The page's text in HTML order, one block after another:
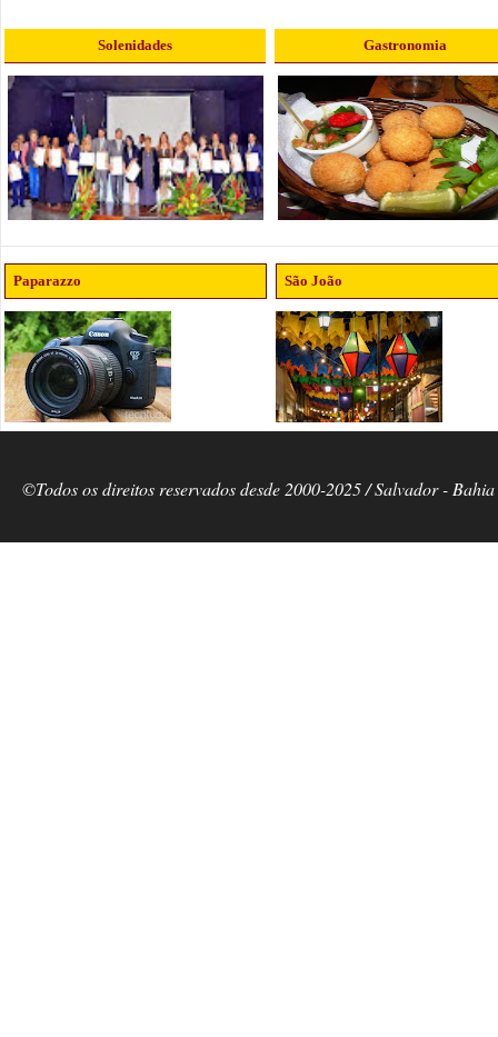
Solenidades Gastronomia
Paparazzo São João
©Todos os direitos reservados desde 2000-2025 / Salvador -